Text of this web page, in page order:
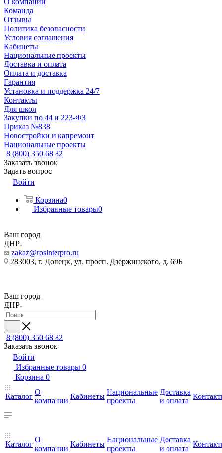
О компании
Команда
Отзывы
Политика безопасности
Условия соглашения
Кабинеты
Национальные проекты
Доставка и оплата
Оплата и доставка
Гарантия
Установка и поддержка 24/7
Контакты
Для школ
Закупки по 44 и 223-ФЗ
Приказ №838
Новостройки и капремонт
Национальные проекты
8 (800) 350 68 82
Заказать звонок
Задать вопрос
Войти
Корзина0
Избранные товары0
Ваш город
ДНР
zakaz@rosinterpro.ru
283003, г. Донецк, ул. просп. Дзержинского, д. 69Б
Ваш город
ДНР
8 (800) 350 68 82
Заказать звонок
Войти
Избранные товары 0
Корзина 0
Каталог
О
компании
Кабинеты
Национальные
проекты
Доставка
и оплата
Каталог
О
компании
Кабинеты
Национальные
проекты
Доставка
и оплата